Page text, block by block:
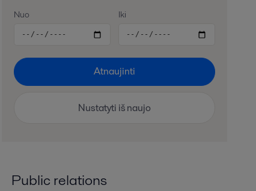
Nuo Iki
Atnaujinti
Nustatyti iš naujo
Public relations